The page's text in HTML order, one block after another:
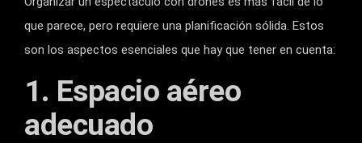
que parece, pero requiere una planificación sólida. Estos
son los aspectos esenciales que hay que tener en cuenta:
1. Espacio aéreo
adecuado